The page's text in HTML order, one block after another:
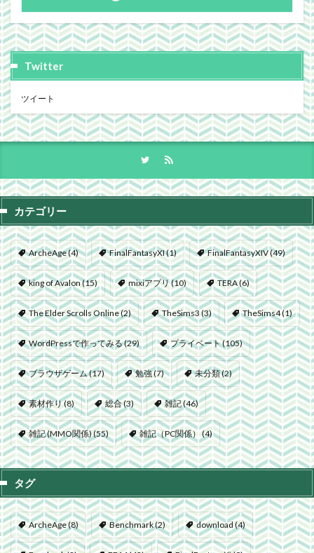
Twitter
ツイート
カテゴリー
ArcheAge(4) FinalFantasyXI(1) FinalFantasyXIV(49)
king of Avalon(15) mixiアプリ(10) TERA(6)
The Elder Scrolls Online(2) TheSims3(3) TheSims4(1)
WordPressで作ってみる(29) プライベート(105)
ブラウザゲーム(17) 勉強(7) 未分類(2)
素材作り(8) 総合(3) 雑記(46)
雑記 (MMO関係)(55) 雑記（PC関係）(4)
タグ
ArcheAge(8) Benchmark(2) download(4)